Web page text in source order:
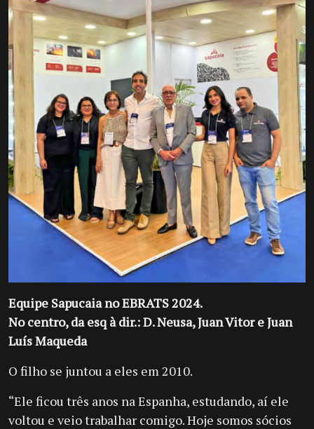
Equipe Sapucaia no EBRATS 2024.
No centro, da esq à dir.: D. Neusa, Juan Vitor e Juan
Luís Maqueda
O filho se juntou a eles em 2010.
“Ele ficou três anos na Espanha, estudando, aí ele
voltou e veio trabalhar comigo. Hoje somos sócios